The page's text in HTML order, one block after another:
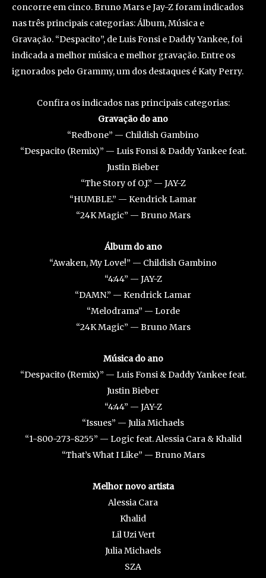
concorre em cinco. Bruno Mars e Jay-Z foram indicados
nas três principais categorias: Álbum, Música e
Gravação. “Despacito”, de Luis Fonsi e Daddy Yankee, foi
indicada a melhor música e melhor gravação. Entre os
ignorados pelo Grammy, um dos destaques é Katy Perry.
Confira os indicados nas principais categorias:
Gravação do ano
“Redbone” — Childish Gambino
“Despacito (Remix)” — Luis Fonsi & Daddy Yankee feat.
Justin Bieber
“The Story of O.J.” — JAY-Z
“HUMBLE.” — Kendrick Lamar
“24K Magic” — Bruno Mars
Álbum do ano
“Awaken, My Love!” — Childish Gambino
“4:44” — JAY-Z
“DAMN.” — Kendrick Lamar
“Melodrama” — Lorde
“24K Magic” — Bruno Mars
Música do ano
“Despacito (Remix)” — Luis Fonsi & Daddy Yankee feat.
Justin Bieber
“4:44” — JAY-Z
“Issues” — Julia Michaels
“1-800-273-8255” — Logic feat. Alessia Cara & Khalid
“That’s What I Like” — Bruno Mars
Melhor novo artista
Alessia Cara
Khalid
Lil Uzi Vert
Julia Michaels
SZA